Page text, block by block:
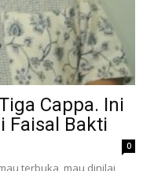
Cappa. Ini
Faisal Bakti
0